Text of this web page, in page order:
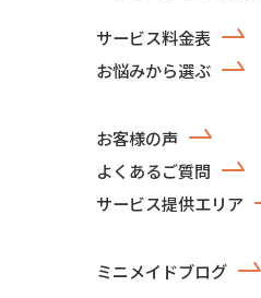
サービス料金表
お悩みから選ぶ
お客様の声
よくあるご質問
サービス提供エリア
ミニメイドブログ